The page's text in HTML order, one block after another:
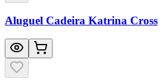
Aluguel Cadeira Katrina Cross